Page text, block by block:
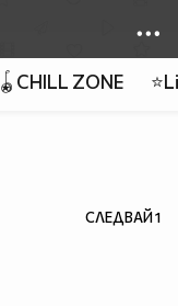
🪀CHILL ZONE
СЛЕДВАЙ1